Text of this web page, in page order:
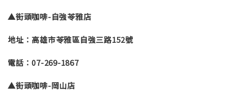
▲街頭咖啡-自強苓雅店
地址：高雄市苓雅區自強三路152號
電話：07-269-1867
▲街頭咖啡-岡山店